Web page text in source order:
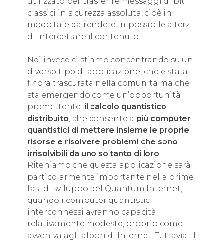
classici in sicurezza assoluta, cioè in
modo tale da rendere impossibile a terzi
di intercettare il contenuto.
Noi invece ci stiamo concentrando su un
diverso tipo di applicazione, che è stata
finora trascurata nella comunità ma che
sta emergendo come un’opportunità
promettente: il calcolo quantistico
distribuito, che consente a più computer
quantistici di mettere insieme le proprie
risorse e risolvere problemi che sono
irrisolvibili da uno soltanto di loro.
Riteniamo che questa applicazione sarà
particolarmente importante nelle prime
fasi di sviluppo del Quantum Internet,
quando i computer quantistici
interconnessi avranno capacità
relativamente modeste, proprio come
avveniva agli albori di Internet. Tuttavia, il